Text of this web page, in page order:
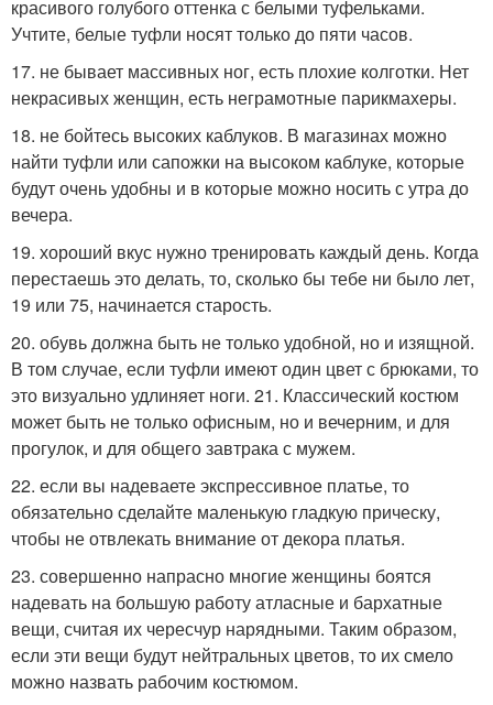
красивого голубого оттенка с белыми туфельками.
Учтите, белые туфли носят только до пяти часов.
17. не бывает массивных ног, есть плохие колготки. Нет
некрасивых женщин, есть неграмотные парикмахеры.
18. не бойтесь высоких каблуков. В магазинах можно
найти туфли или сапожки на высоком каблуке, которые
будут очень удобны и в которые можно носить с утра до
вечера.
19. хороший вкус нужно тренировать каждый день. Когда
перестаешь это делать, то, сколько бы тебе ни было лет,
19 или 75, начинается старость.
20. обувь должна быть не только удобной, но и изящной.
В том случае, если туфли имеют один цвет с брюками, то
это визуально удлиняет ноги. 21. Классический костюм
может быть не только офисным, но и вечерним, и для
прогулок, и для общего завтрака с мужем.
22. если вы надеваете экспрессивное платье, то
обязательно сделайте маленькую гладкую прическу,
чтобы не отвлекать внимание от декора платья.
23. совершенно напрасно многие женщины боятся
надевать на большую работу атласные и бархатные
вещи, считая их чересчур нарядными. Таким образом,
если эти вещи будут нейтральных цветов, то их смело
можно назвать рабочим костюмом.